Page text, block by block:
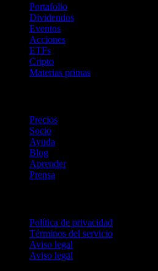
Portafolio
Dividendos
Eventos
Acciones
ETFs
Cripto
Materias primas
Precios
Socio
Ayuda
Blog
Aprender
Prensa
Política de privacidad
Términos del servicio
Aviso legal
Aviso legal